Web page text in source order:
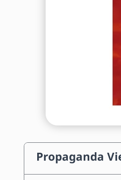
Propaganda